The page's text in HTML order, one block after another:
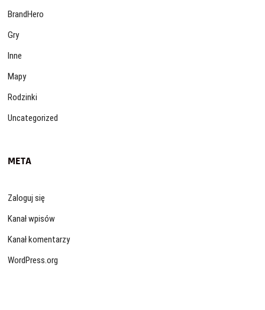
BrandHero
Gry
Inne
Mapy
Rodzinki
Uncategorized
META
Zaloguj się
Kanał wpisów
Kanał komentarzy
WordPress.org